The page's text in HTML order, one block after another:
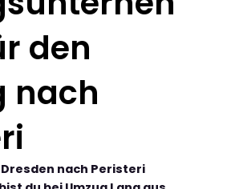
den
nach
nach Peristeri